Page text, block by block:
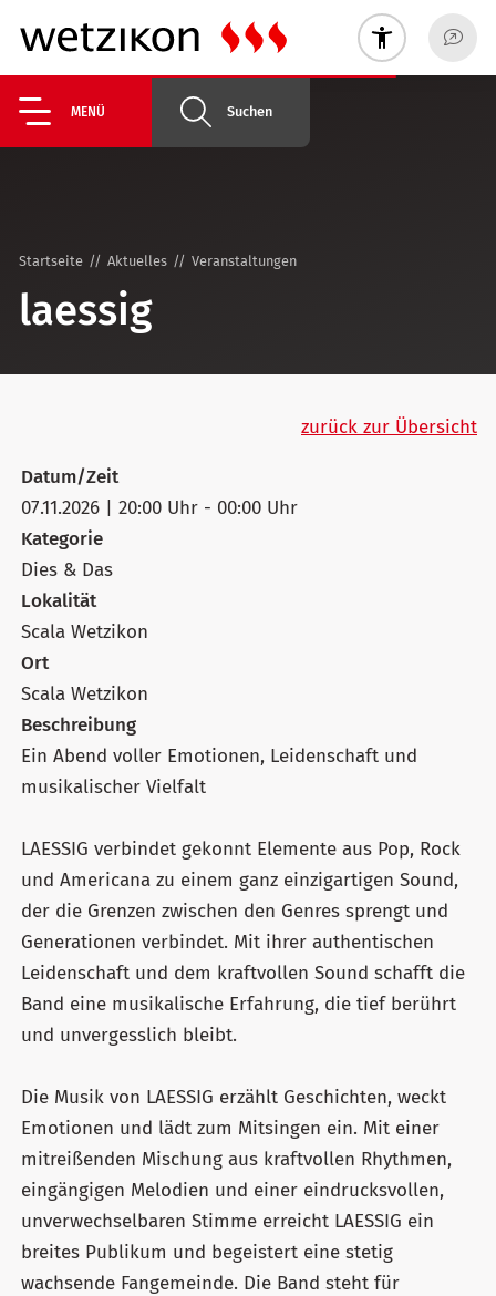
MENÜ Suchen
Startseite Aktuelles Veranstaltungen
laessig
zurück zur Übersicht
Datum/Zeit
07.11.2026 | 20:00 Uhr - 00:00 Uhr
Kategorie
Dies & Das
Lokalität
Scala Wetzikon
Ort
Scala Wetzikon
Beschreibung
Ein Abend voller Emotionen, Leidenschaft und
musikalischer Vielfalt
LAESSIG verbindet gekonnt Elemente aus Pop, Rock
und Americana zu einem ganz einzigartigen Sound,
der die Grenzen zwischen den Genres sprengt und
Generationen verbindet. Mit ihrer authentischen
Leidenschaft und dem kraftvollen Sound schafft die
Band eine musikalische Erfahrung, die tief berührt
und unvergesslich bleibt.
Die Musik von LAESSIG erzählt Geschichten, weckt
Emotionen und lädt zum Mitsingen ein. Mit einer
mitreißenden Mischung aus kraftvollen Rhythmen,
eingängigen Melodien und einer eindrucksvollen,
unverwechselbaren Stimme erreicht LAESSIG ein
breites Publikum und begeistert eine stetig
wachsende Fangemeinde. Die Band steht für